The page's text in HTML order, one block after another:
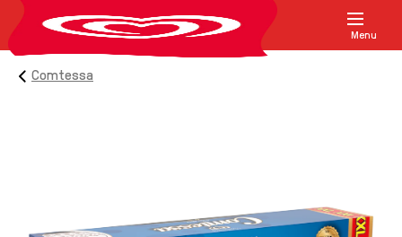
Menu
Comtessa